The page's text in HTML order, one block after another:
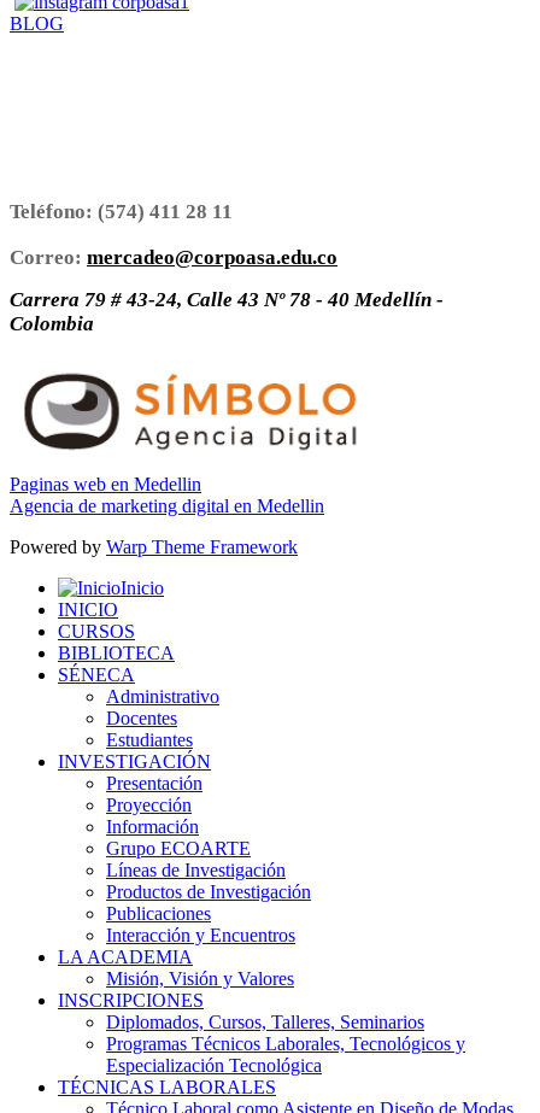
BLOG
Teléfono: (574) 411 28 11
Correo: mercadeo@corpoasa.edu.co
Carrera 79 # 43-24, Calle 43 Nº 78 - 40 Medellín -
Colombia
Paginas web en Medellin
Agencia de marketing digital en Medellin
Powered by Warp Theme Framework
Inicio
INICIO
CURSOS
BIBLIOTECA
SÉNECA
Administrativo
Docentes
Estudiantes
INVESTIGACIÓN
Presentación
Proyección
Información
Grupo ECOARTE
Líneas de Investigación
Productos de Investigación
Publicaciones
Interacción y Encuentros
LA ACADEMIA
Misión, Visión y Valores
INSCRIPCIONES
Diplomados, Cursos, Talleres, Seminarios
Programas Técnicos Laborales, Tecnológicos y
Especialización Tecnológica
TÉCNICAS LABORALES
Técnico Laboral como Asistente en Diseño de Modas